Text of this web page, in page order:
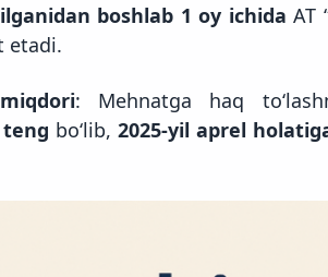
boshlab 1 oy ichida AT
etadi.
: Mehnatga haq
teng bo‘lib, 2025-yil aprel